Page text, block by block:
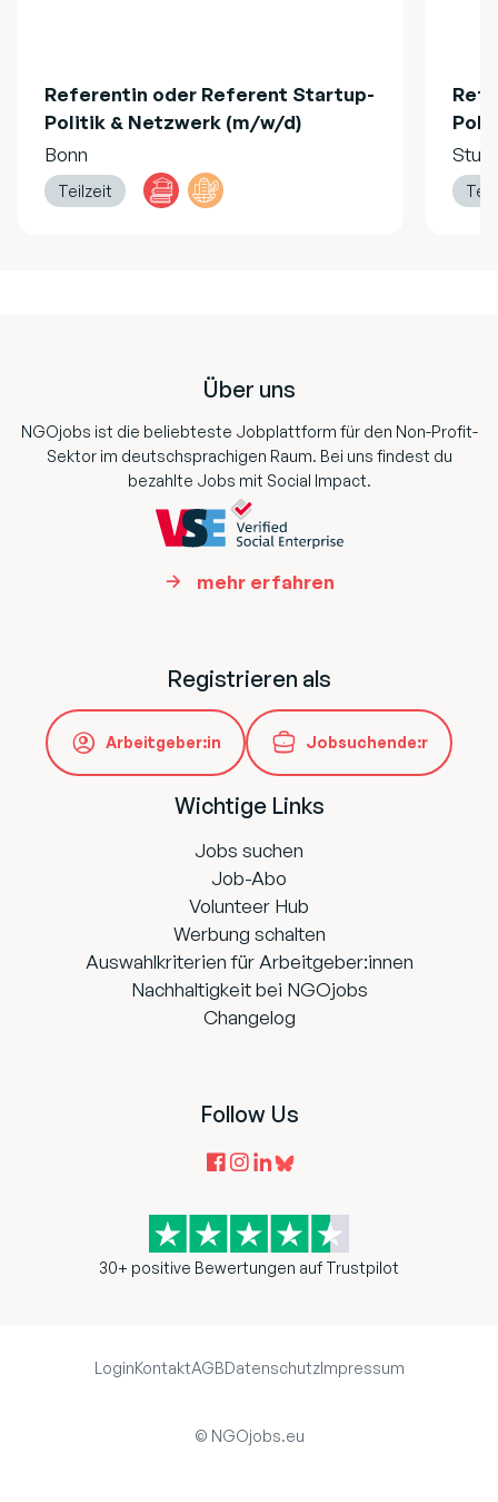
Referentin oder Referent Startup-
Politik & Netzwerk (m/w/d)
Bonn
Teilzeit
Über uns
NGOjobs ist die beliebteste Jobplattform für den Non-Profit-
Sektor im deutschsprachigen Raum. Bei uns findest du
bezahlte Jobs mit Social Impact.
mehr erfahren
Registrieren als
Arbeitgeber:in Jobsuchende:r
Wichtige Links
Jobs suchen
Job-Abo
Volunteer Hub
Werbung schalten
Auswahlkriterien für Arbeitgeber:innen
Nachhaltigkeit bei NGOjobs
Changelog
Follow Us
30+ positive Bewertungen auf Trustpilot
LoginKontaktAGBDatenschutzImpressum
© NGOjobs.eu